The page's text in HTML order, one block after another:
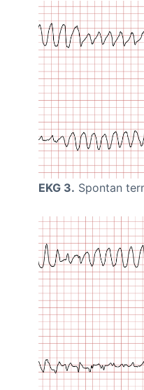
EKG 3. Spontan